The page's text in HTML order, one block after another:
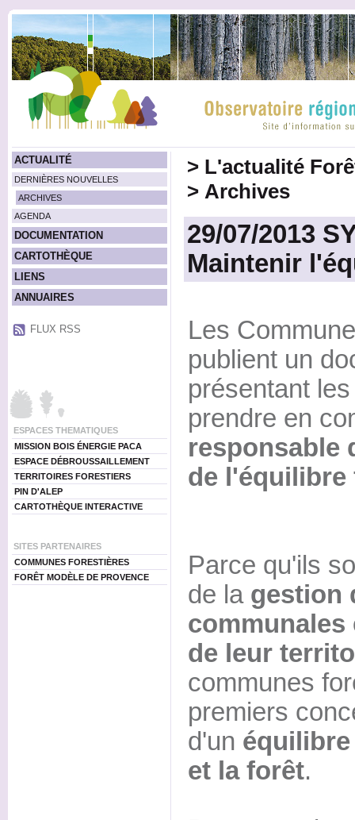
ACTUALITÉ
DERNIÈRES NOUVELLES
ARCHIVES
AGENDA
DOCUMENTATION
CARTOTHÈQUE
LIENS
ANNUAIRES
FLUX RSS
ESPACES THEMATIQUES
MISSION BOIS ÉNERGIE PACA
ESPACE DÉBROUSSAILLEMENT
TERRITOIRES FORESTIERS
PIN D'ALEP
CARTOTHÈQUE INTERACTIVE
SITES PARTENAIRES
COMMUNES FORESTIÈRES
FORÊT MODÈLE DE PROVENCE
> L'actualité
> Archives
29/07/2013
Maintenir
Les
publient un
présentant
prendre en
responsable
de
Parce qu'ils
de la gestion
communales
de leur
communes
premiers
d'un
et la forêt.